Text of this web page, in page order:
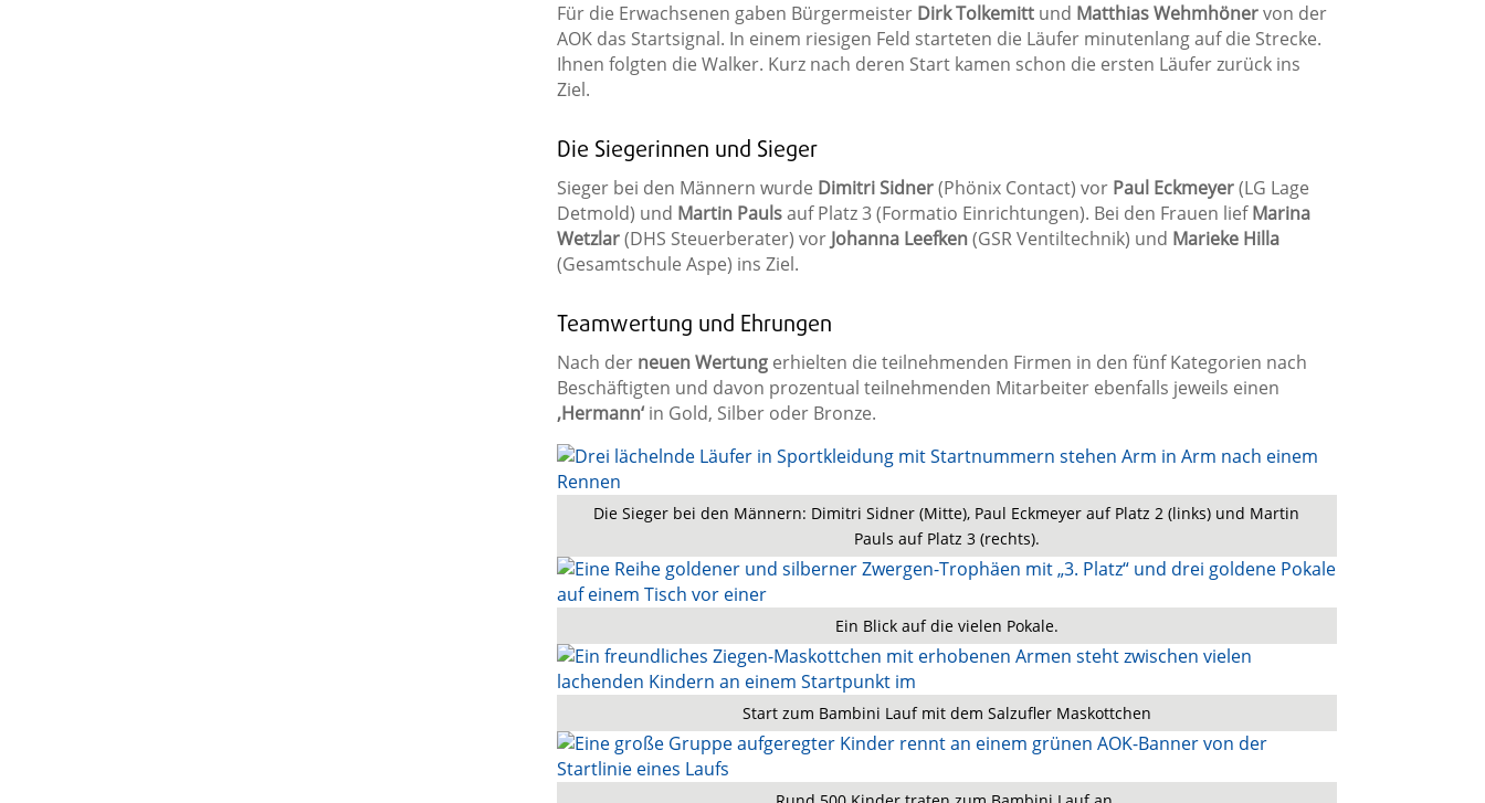
Für die Erwachsenen gaben Bürgermeister Dirk Tolkemittund Matthias Wehmhönervon der
AOK das Startsignal. In einem riesigen Feld starteten die Läufer minutenlang auf die Strecke.
Ihnen folgten die Walker. Kurz nach deren Start kamen schon die ersten Läufer zurück ins
Ziel.
Die Siegerinnen und Sieger
Sieger bei den Männern wurde Dimitri Sidner(Phönix Contact) vor Paul Eckmeyer(LG Lage
Detmold) und Martin Paulsauf Platz 3 (Formatio Einrichtungen). Bei den Frauen liefMarina
Wetzlar(DHS Steuerberater) vor Johanna Leefken(GSR Ventiltechnik) und Marieke Hilla
(Gesamtschule Aspe) ins Ziel.
Teamwertung und Ehrungen
Nach der neuen Wertungerhielten die teilnehmenden Firmen in den fünf Kategorien nach
Beschäftigten und davon prozentual teilnehmenden Mitarbeiter ebenfalls jeweils einen
‚Hermann‘in Gold, Silber oder Bronze.
Die Sieger bei den Männern: Dimitri Sidner (Mitte), Paul Eckmeyer auf Platz 2 (links) und Martin
Pauls auf Platz 3 (rechts).
Ein Blick auf die vielen Pokale.
Start zum Bambini Lauf mit dem Salzufler Maskottchen